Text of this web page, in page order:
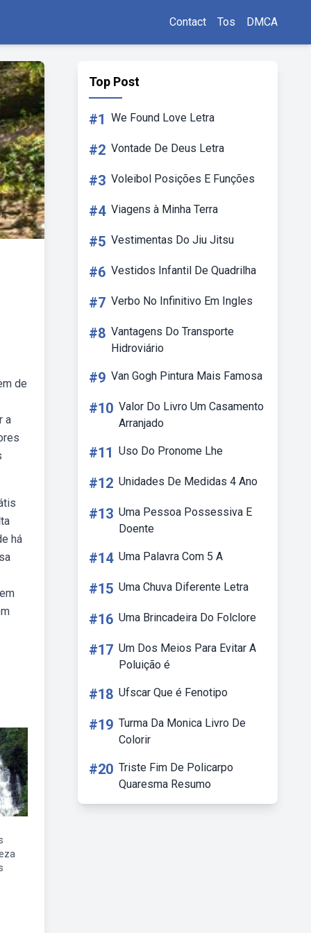
Contact Tos DMCA
de
a
há
Top Post
#1 We Found Love Letra
#2 Vontade De Deus Letra
#3 Voleibol Posições E Funções
#4 Viagens à Minha Terra
#5 Vestimentas Do Jiu Jitsu
#6 Vestidos Infantil De Quadrilha
#7 Verbo No Infinitivo Em Ingles
#8 Vantagens Do Transporte
Hidroviário
#9 Van Gogh Pintura Mais Famosa
#10 Valor Do Livro Um Casamento
Arranjado
#11 Uso Do Pronome Lhe
#12 Unidades De Medidas 4 Ano
#13 Uma Pessoa Possessiva E
Doente
#14 Uma Palavra Com 5 A
#15 Uma Chuva Diferente Letra
#16 Uma Brincadeira Do Folclore
#17 Um Dos Meios Para Evitar A
Poluição é
#18 Ufscar Que é Fenotipo
#19 Turma Da Monica Livro De
Colorir
#20 Triste Fim De Policarpo
Quaresma Resumo